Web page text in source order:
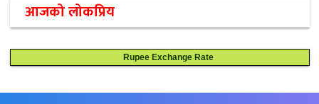
आजको लोकप्रिय
Rupee Exchange Rate